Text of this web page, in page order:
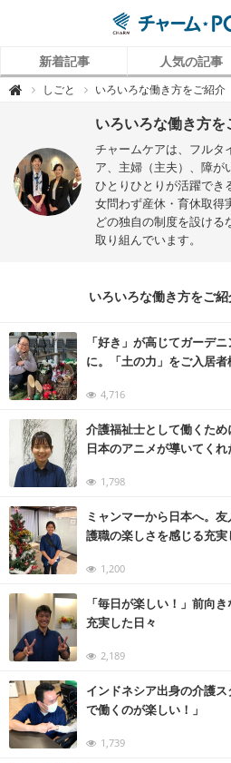
新着記事 人気の記事
 チ
I
N
T
（
チ
ャ
働
く
リ
ア
ル
を
伝
る
情
報
メ
デ
ア
しごと いろいろな働き方をご紹介
いろいろな働き方を
チャームケアは、フルタ
ア、主婦（主夫）、障が
ひとりひとりが活躍でき
女問わず産休・育休取得
どの独自の制度を設ける
取り組んでいます。
いろいろな働き方をご
「好き」が高じてガーデ
に。「土の力」をご入居
4,716
介護福祉士として働くた
日本のアニメが導いてく
1,798
ミャンマーから日本へ。
護職の楽しさを感じる充実
1,200
「毎日が楽しい！」前向
充実した日々
2,189
インドネシア出身の介護
で働くのが楽しい！」
1,739